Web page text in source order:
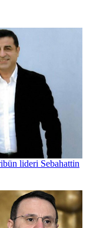
lideri Sebahattin